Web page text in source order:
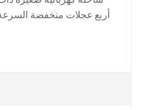
أربع عجلات منخفضة